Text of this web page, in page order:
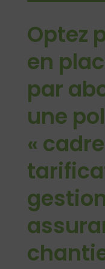
Optez
en
par
une
«